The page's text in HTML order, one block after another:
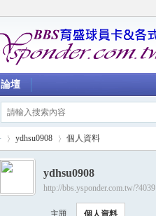
論壇
›
ydhsu0908 個人資料
ydhsu0908
http://bbs.ysponder.com.tw/?4039
主題 個人資料